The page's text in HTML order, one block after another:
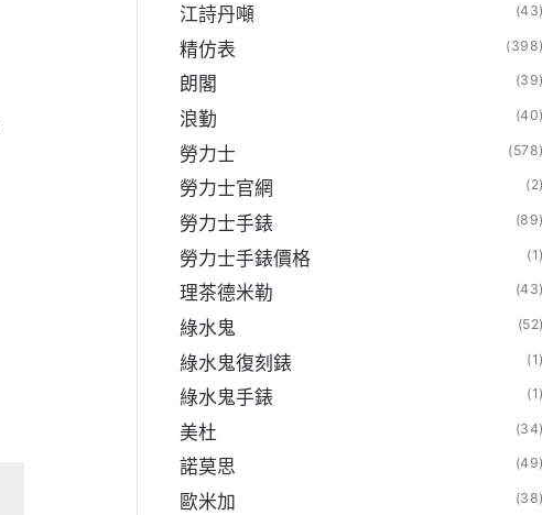
江詩丹噸
精仿表
朗閣
浪勤
勞力士
勞力士官網
勞力士手錶
勞力士手錶價格
理茶德米勒
綠水鬼
綠水鬼復刻錶
綠水鬼手錶
美杜
諾莫思
歐米加